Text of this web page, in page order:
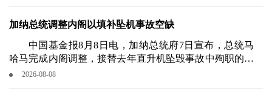
加纳总统调整内阁以填补坠机事故空缺
中国基金报8月8日电，加纳总统府7日宣布，总统马
哈马完成内阁调整，接替去年直升机坠毁事故中殉职的两
名部长。
2026-08-08